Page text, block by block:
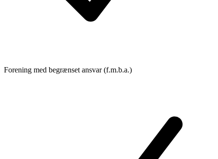
Forening med begrænset ansvar (f.m.b.a.)